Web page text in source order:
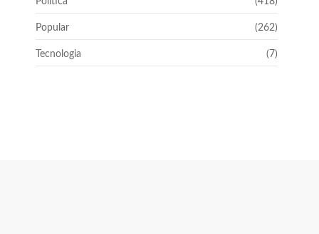
Popular (262)
Tecnologia (7)